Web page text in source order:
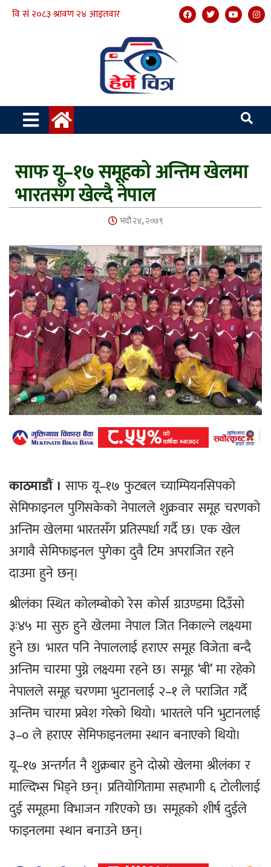
साफ यू–१७ समूहको अन्तिम खेलमा
भारतसँग खेल्दै नेपाल
भदौ २४, २०७९
काठमाडौं । साफ यू–१७ फुटबल च्याम्पियनसिपको
सेमिफाइनल पुगिसकेको नेपालले शुक्रवार समूह चरणको
अन्तिम खेलमा भारतसँग प्रतिस्पर्धा गर्दै छ। एक खेल
अगावै सेमिफाइनल पुगेका दुवै टिम अपराजित रहने
दाउमा हुने छन्।
श्रीलंका स्थित कोलम्बोको रेस कोर्स ग्राउण्डमा दिउँसो
३ः४५ मा सुरु हुने खेलमा नेपाल जित निकाल्ने लक्ष्यमा
हुने छ। भारत पनि नेपाललाई हराएर समूह विजेता बन्दै
अन्तिम चारमा पुग्ने लक्ष्यमा रहने छ। समूह ‘बी’ मा रहेको
नेपालले समूह चरणमा भुटानलाई २–१ ले पराजित गर्दै
अन्तिम चारमा प्रवेश गरेको थियो। भारतले पनि भुटानलाई
३–० ले हराएर सेमिफाइनलमा स्थान बनाएको थियो।
यू–१७ अन्तर्गत नै शुक्रबार हुने दोस्रो खेलमा श्रीलंका र
माल्दिभ्स भिड्ने छन्। प्रतियोगितामा सहभागी ६ टोलीलाई
दुई समूहमा विभाजन गरिएको छ। समूहको शीर्ष दुईले
फाइनलमा स्थान बनाउने छन्।